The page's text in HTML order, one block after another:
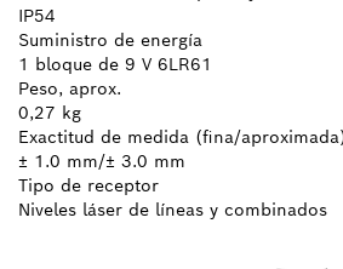
IP54
Suministro de energía
1 bloque de 9 V 6LR61
Peso, aprox.
0,27 kg
Exactitud de medida (fina/
± 1.0 mm/± 3.0 mm
Tipo de receptor
Niveles láser de líneas y combinados